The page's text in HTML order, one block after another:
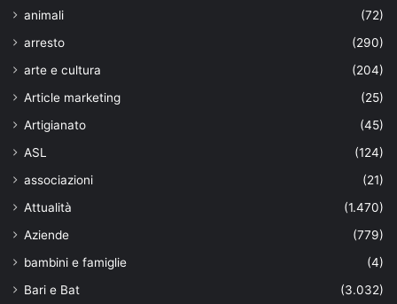
animali
(72)
arresto
(290)
arte e cultura
(204)
Article marketing
(25)
Artigianato
(45)
ASL
(124)
associazioni
(21)
Attualità
(1.470)
Aziende
(779)
bambini e famiglie
(4)
Bari e Bat
(3.032)